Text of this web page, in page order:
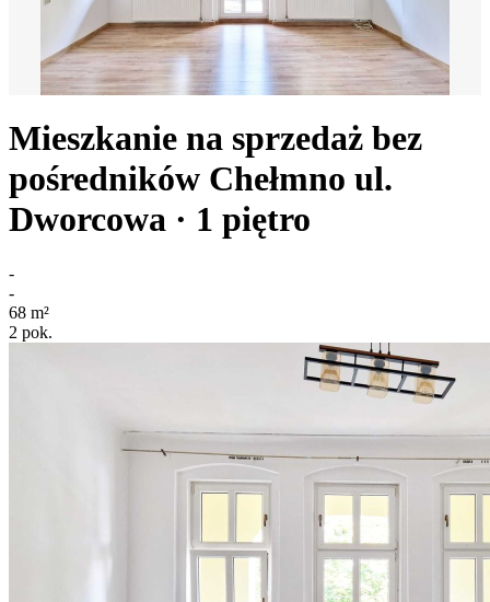
Mieszkanie na sprzedaż bez
pośredników Chełmno ul.
Dworcowa · 1 piętro
-
-
68 m²
2 pok.